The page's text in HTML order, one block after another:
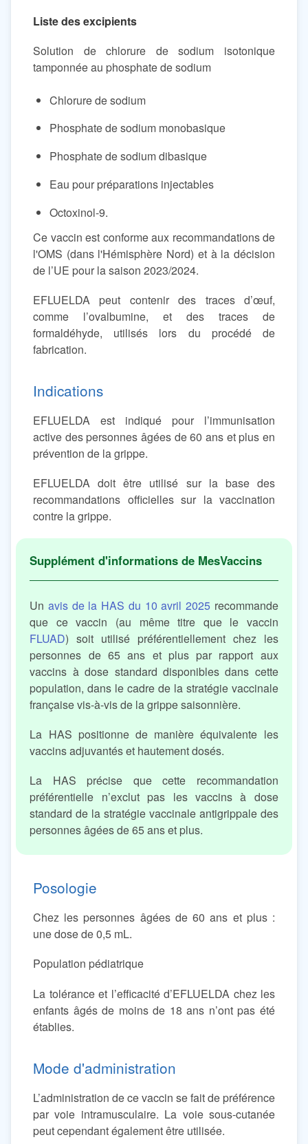
Liste des excipients
Solution de chlorure de sodium isotonique
tamponnée au phosphate de sodium
Chlorure de sodium
Phosphate de sodium monobasique
Phosphate de sodium dibasique
Eau pour préparations injectables
Octoxinol-9.
Ce vaccin est conforme aux recommandations de
l'OMS (dans l'Hémisphère Nord) et à la décision
de l’UE pour la saison 2023/2024.
EFLUELDA peut contenir des traces d’œuf,
comme l’ovalbumine, et des traces de
formaldéhyde, utilisés lors du procédé de
fabrication.
Indications
EFLUELDA est indiqué pour l’immunisation
active des personnes âgées de 60 ans et plus en
prévention de la grippe.
EFLUELDA doit être utilisé sur la base des
recommandations officielles sur la vaccination
contre la grippe.
Unavis de la HAS du 10 avril 2025 recommande
que ce vaccin (au même titre que le vaccin
FLUAD) soit utilisé préférentiellement chez les
personnes de 65 ans et plus par rapport aux
vaccins à dose standard disponibles dans cette
population, dans le cadre de la stratégie vaccinale
française vis-à-vis de la grippe saisonnière.
La HAS positionne de manière équivalente les
vaccins adjuvantés et hautement dosés.
La HAS précise que cette recommandation
préférentielle n’exclut pas les vaccins à dose
standard de la stratégie vaccinale antigrippale des
personnes âgées de 65 ans et plus.
Posologie
Chez les personnes âgées de 60 ans et plus :
une dose de 0,5 mL.
Population pédiatrique
La tolérance et l’efficacité d’EFLUELDA chez les
enfants âgés de moins de 18 ans n’ont pas été
établies.
Mode d'administration
L’administration de ce vaccin se fait de préférence
par voie intramusculaire. La voie sous-cutanée
peut cependant également être utilisée.